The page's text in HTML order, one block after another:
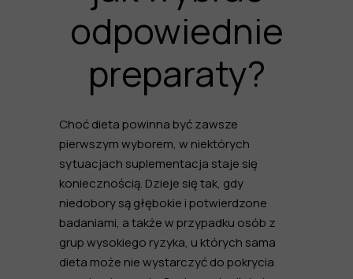
odpowiednie
preparaty?
Choć dieta powinna być zawsze
pierwszym wyborem, w niektórych
sytuacjach suplementacja staje się
koniecznością. Dzieje się tak, gdy
niedobory są głębokie i potwierdzone
badaniami, a także w przypadku osób z
grup wysokiego ryzyka, u których sama
dieta może nie wystarczyć do pokrycia